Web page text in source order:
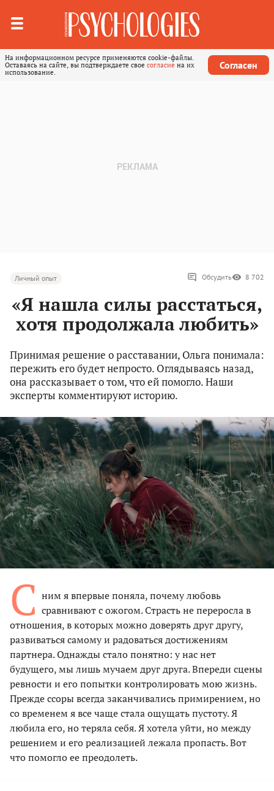
На информационном ресурсе применяются cookie-файлы.
Оставаясь на сайте, вы подтверждаете свое согласие на их
использование.
Согласен
Личный опыт Обсудить 8 702
«Я нашла силы расстаться,
хотя продолжала любить»
Принимая решение о расставании, Ольга понимала:
пережить его будет непросто. Оглядываясь назад,
она рассказывает о том, что ей помогло. Наши
эксперты комментируют историю.
С ним я впервые поняла, почему любовь
сравнивают с ожогом. Страсть не переросла в
отношения, в которых можно доверять друг другу,
развиваться самому и радоваться достижениям
партнера. Однажды стало понятно: у нас нет
будущего, мы лишь мучаем друг друга. Впереди сцены
ревности и его попытки контролировать мою жизнь.
Прежде ссоры всегда заканчивались примирением, но
со временем я все чаще стала ощущать пустоту. Я
любила его, но теряла себя. Я хотела уйти, но между
решением и его реализацией лежала пропасть. Вот
что помогло ее преодолеть.